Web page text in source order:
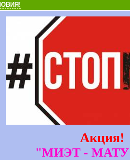
Акция!
"МИЭТ -